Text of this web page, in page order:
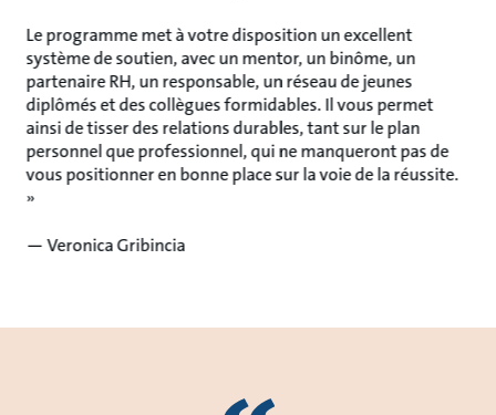
Le programme met à votre disposition un excellent
système de soutien, avec un mentor, un binôme, un
partenaire RH, un responsable, un réseau de jeunes
diplômés et des collègues formidables. Il vous permet
ainsi de tisser des relations durables, tant sur le plan
personnel que professionnel, qui ne manqueront pas de
vous positionner en bonne place sur la voie de la réussite.
»
— Veronica Gribincia